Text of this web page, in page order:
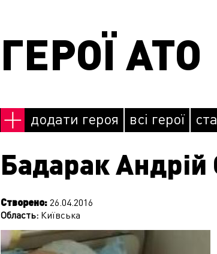
ГЕРОЇ АТО
додати героя всі герої
Бадарак Андрій
Створено: 26.04.2016
Область: Київська